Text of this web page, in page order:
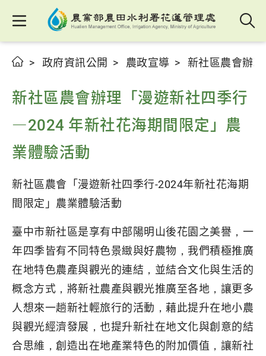
政府資訊公開 農政宣導 新社區農會辦
新社區農會辦理「漫遊新社四季行
—2024 年新社花海期間限定」農
業體驗活動
新社區農會「漫遊新社四季行-2024年新社花海期
間限定」農業體驗活動
臺中市新社區是享有中部陽明山後花園之美譽，一
年四季皆有不同特色景緻與好農物，我們積極推廣
在地特色農產與觀光的連結，並結合文化與生活的
概念方式，將新社農產與觀光推廣至各地，讓更多
人想來一趟新社輕旅行的活動，藉此提升在地小農
與觀光經濟發展，也提升新社在地文化與創意的結
合思維，創造出在地產業特色的附加價值，讓新社